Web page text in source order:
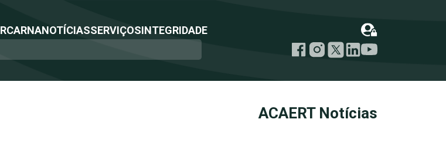
RCARNANOTÍCIASSERVIÇOSINTEGRIDADE
ACAERT Notícias